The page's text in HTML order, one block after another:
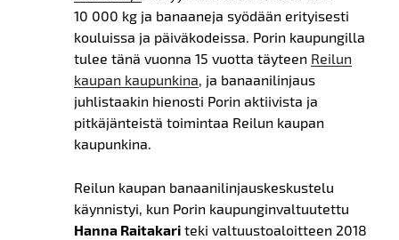
10 000 kg ja banaaneja syödään erityisesti
kouluissa ja päiväkodeissa. Porin kaupungilla
tulee tänä vuonna 15 vuotta täyteen Reilun
kaupan kaupunkina, ja banaanilinjaus
juhlistaakin hienosti Porin aktiivista ja
pitkäjänteistä toimintaa Reilun kaupan
kaupunkina.
Reilun kaupan banaanilinjauskeskustelu
käynnistyi, kun Porin kaupunginvaltuutettu
Hanna Raitakariteki valtuustoaloitteen 2018